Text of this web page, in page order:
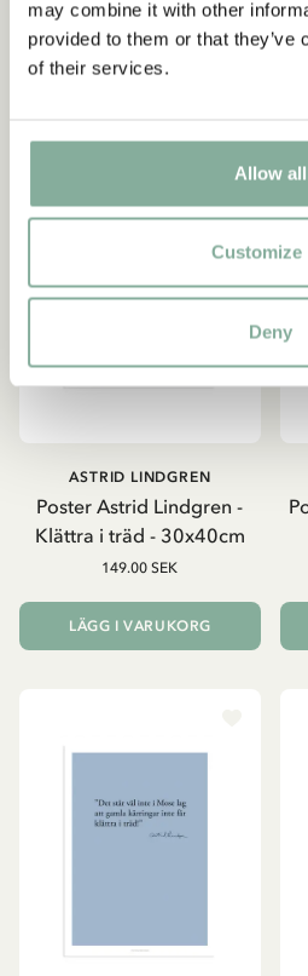
may combine it with other
provided to them or that they’ve
of their services.
Allow all
Customize
Deny
LÄGG I VARUKORG
Poster Astrid Lindgren -
Klättra i träd - 30x40cm
ASTRID LINDGREN
149.00 SEK
LÄGG I VARUKORG